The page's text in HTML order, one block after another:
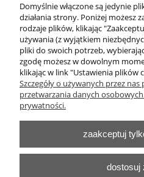
do
O
Moje
Domyślnie włączone są jedynie
działania strony. Poniżej możesz
rodzaje plików, klikając
używania (z wyjątkiem
pliki do swoich potrzeb,
zgodę możesz w dowolnym
klikając w link "Ustawienia plików
Szczegóły o używanych przez
przetwarzania danych
prywatności.
zaakceptuj
dostosuj